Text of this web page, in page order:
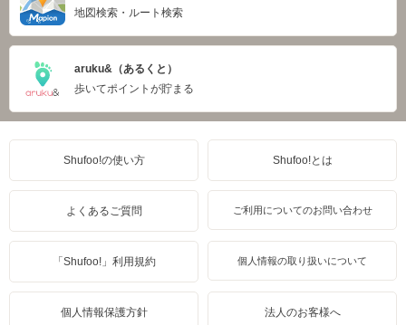
地図検索・ルート検索
aruku&（あるくと）
歩いてポイントが貯まる
Shufoo!の使い方 Shufoo!とは
よくあるご質問 ご利用についてのお問い合わせ
「Shufoo!」利用規約 個人情報の取り扱いについて
個人情報保護方針 法人のお客様へ